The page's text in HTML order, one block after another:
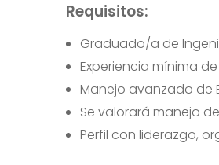
Requisitos:
Graduado/a de
Experiencia mínima
Manejo avanzado de
Se valorará manejo
Perfil con liderazgo,